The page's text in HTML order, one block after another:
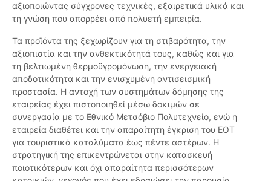
αξιοποιώντας σύγχρονες τεχνικές, εξαιρετικά υλικά και
τη γνώση που απορρέει από πολυετή εμπειρία.
Τα προϊόντα της ξεχωρίζουν για τη στιβαρότητα, την
αξιοπιστία και την ανθεκτικότητά τους, καθώς και για
τη βελτιωμένη θερμοϋγρομόνωση, την ενεργειακή
αποδοτικότητα και την ενισχυμένη αντισεισμική
προστασία. Η αντοχή των συστημάτων δόμησης της
εταιρείας έχει πιστοποιηθεί μέσω δοκιμών σε
συνεργασία με το Εθνικό Μετσόβιο Πολυτεχνείο, ενώ η
εταιρεία διαθέτει και την απαραίτητη έγκριση του ΕΟΤ
για τουριστικά καταλύματα έως πέντε αστέρων. Η
στρατηγική της επικεντρώνεται στην κατασκευή
ποιοτικότερων και όχι απαραίτητα περισσότερων